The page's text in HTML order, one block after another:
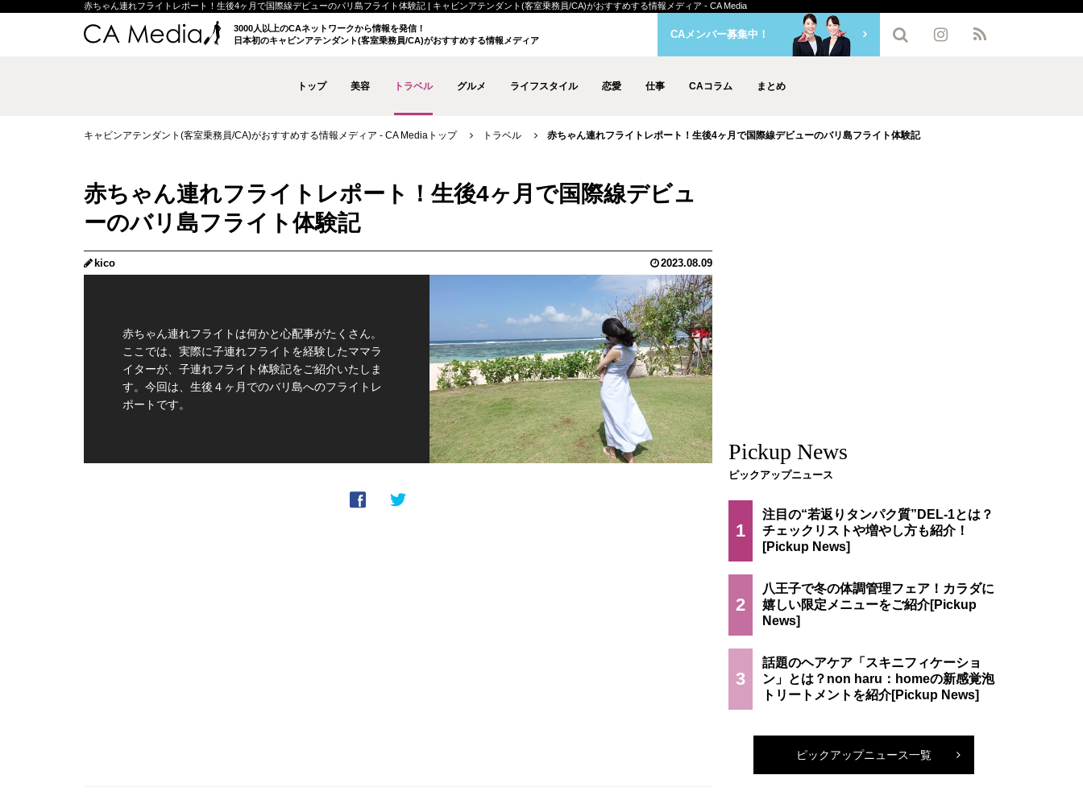
赤ちゃん連れフライトレポート！生後4ヶ月で国際線デビューのバリ島フライト体験記 | キャビンアテンダント(客室乗務員/CA)がおすすめする情報メディア - CA Media
3000人以上のCAネットワークから情報を発信！
日本初のキャビンアテンダント(客室乗務員/CA)がおすすめする情報メディア
トップ 美容 トラベル グルメ ライフスタイル 恋愛 仕事 CAコラム まとめ
CAメンバー募集中！
キャビンアテンダント(客室乗務員/CA)がおすすめする情報メディア - CA Mediaトップ トラベル 赤ちゃん連れフライトレポート！生後4ヶ月で国際線デビューのバリ島フライト体験記
赤ちゃん連れフライトレポート！生後4ヶ月で国際線デビュ
ーのバリ島フライト体験記
kico 2023.08.09
赤ちゃん連れフライトは何かと心配事がたくさん。
ここでは、実際に子連れフライトを経験したママラ
イターが、子連れフライト体験記をご紹介いたしま
す。今回は、生後４ヶ月でのバリ島へのフライトレ
ポートです。
Pickup News
ピックアップニュース
1
注目の“若返りタンパク質”DEL-1とは？
チェックリストや増やし方も紹介！
2
八王子で冬の体調管理フェア！カラダに
嬉しい限定メニューをご紹介
3
話題のヘアケア「スキニフィケーショ
ン」とは？non haru：homeの新感覚泡
トリートメントを紹介
ピックアップニュース一覧